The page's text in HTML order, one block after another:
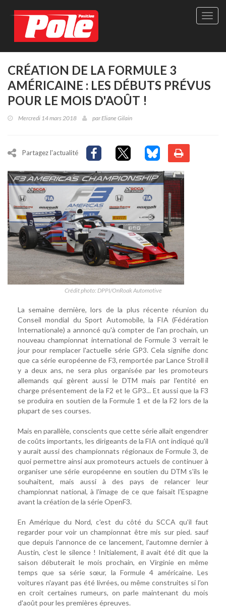
Site
Le
CRÉATION DE LA FORMULE 3
AMÉRICAINE : LES DÉBUTS PRÉVUS
POUR LE MOIS D'AOÛT !
Mercredi 14 mars 2018 parEliane Gilain
Partagez l'actualité
Crédit photo: DPPI/OnRoak Automotive
La semaine dernière, lors de la plus récente réunion du
Conseil mondial du Sport Automobile, la FIA (Fédération
Internationale) a annoncé qu'à compter de l'an prochain, un
nouveau championnat international de Formule 3 verrait le
jour pour remplacer l'actuelle série GP3. Cela signifie donc
que ca série européenne de F3, remportée par Lance Stroll il
y a deux ans, ne sera plus organisée par les promoteurs
allemands qui gèrent aussi le DTM mais par l'entité en
charge présentement de la F2 et le GP3... Et aussi que la F3
se produira en soutien de la Formule 1 et de la F2 lors de la
plupart de ses courses.
Mais en parallèle, conscients que cette série allait engendrer
de coûts importants, les dirigeants de la FIA ont indiqué qu'il
y aurait aussi des championnats régionaux de Formule 3, de
quoi permettre ainsi aux promoteurs actuels de continuer à
organiser une série européenne en soutien du DTM s'ils le
souhaitent, mais aussi à des pays de relancer leur
championnat national, à l'image de ce que faisait l'Espagne
avant la création de la série OpenF3.
En Amérique du Nord, c'est du côté du SCCA qu'il faut
regarder pour voir un championnat être mis sur pied. sauf
que depuis l'annonce de ce lancement, l'automne dernier à
Austin, c'est le silence ! Initialement, il avait été dit que la
saison débuterait le mois prochain, en Virginie en même
temps que sa série sœur, la Formule 4 américaine. Les
voitures n'ayant pas été livrées, ou même construites si l'on
en croit certaines rumeurs, on parle maintenant du mois
d'août pour les premières épreuves.